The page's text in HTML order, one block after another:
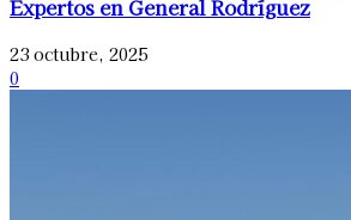
Expertos en General Rodríguez
23 octubre, 2025
0